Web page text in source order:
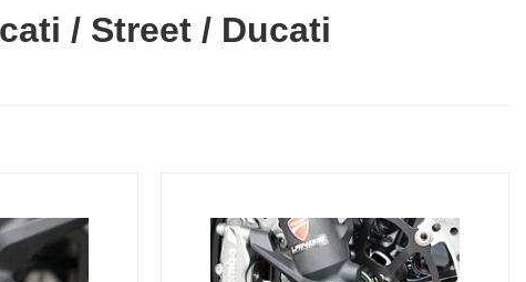
/ Street / Ducati